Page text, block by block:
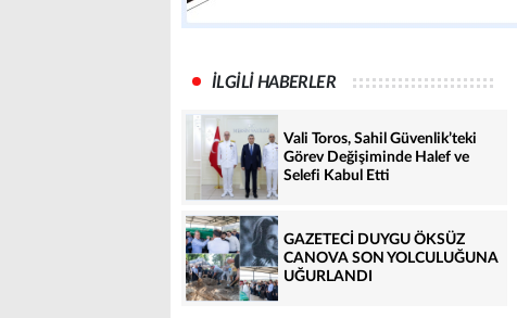
İLGİLİ HABERLER
Vali Toros, Sahil Güvenlik’teki
Görev Değişiminde Halef ve
Selefi Kabul Etti
GAZETECİ DUYGU ÖKSÜZ
CANOVA SON YOLCULUĞUNA
UĞURLANDI